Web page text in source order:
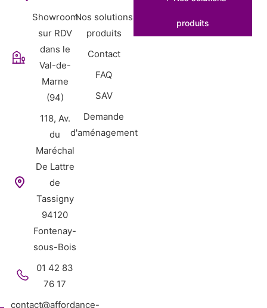
Showroom
sur RDV
dans le
Val-de-
Marne
(94)
118, Av.
du
Maréchal
De Lattre
de
Tassigny
94120
Fontenay-
sous-Bois
01 42 83
76 17
contact@affordance-
Nos solutions
produits
Contact
FAQ
SAV
Demande
d'aménagement
produits